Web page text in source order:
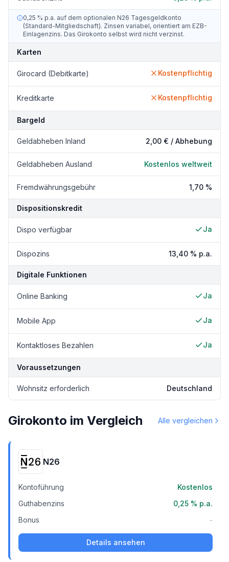
0,25 % p.a. auf dem optionalen N26 Tagesgeldkonto
(Standard-Mitgliedschaft). Zinsen variabel, orientiert am EZB-
Einlagenzins. Das Girokonto selbst wird nicht verzinst.
Karten
Girocard (Debitkarte) Kostenpflichtig
Kreditkarte Kostenpflichtig
Bargeld
Geldabheben Inland 2,00 € / Abhebung
Geldabheben Ausland Kostenlos weltweit
Fremdwährungsgebühr 1,70 %
Dispositionskredit
Dispo verfügbar Ja
Dispozins 13,40 % p.a.
Digitale Funktionen
Online Banking Ja
Mobile App Ja
Kontaktloses Bezahlen Ja
Voraussetzungen
Wohnsitz erforderlich Deutschland
Girokonto im Vergleich Alle vergleichen
N26
Kontoführung
Kostenlos
Guthabenzins
0,25 % p.a.
Bonus
-
Details ansehen